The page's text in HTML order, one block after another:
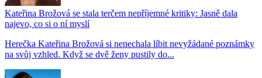
Kateřina Brožová se stala terčem nepříjemné kritiky: Jasně dala
najevo, co si o ní myslí
Herečka Kateřina Brožová si nenechala líbit nevyžádané poznámky
na svůj vzhled. Když se dvě ženy pustily do...